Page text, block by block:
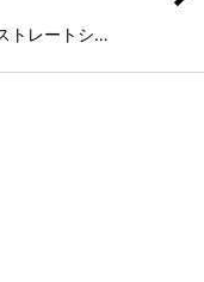
トレートシ…